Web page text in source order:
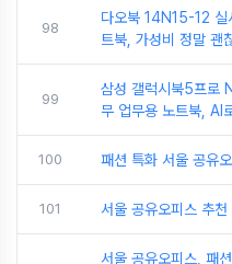
98
다오북 14N15-12 실
트북, 가성비 정말 괜
99
삼성 갤럭시북5프
무 업무용 노트북, AI
100 패션 특화 서울 공유
101 서울 공유오피스 추
서울 공유오피스, 패